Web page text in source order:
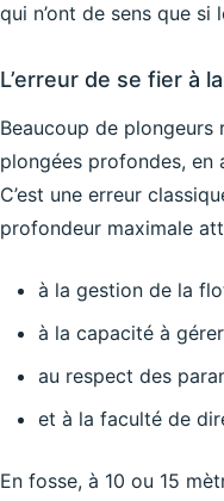
qui n’ont de sens que
L’erreur de se fier à
Beaucoup de
plongées profondes, en
C’est une erreur
profondeur maximale
à la gestion de la
à la capacité à
au respect des
et à la faculté de
En fosse, à 10 ou 15